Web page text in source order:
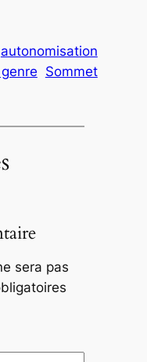
autonomisation
Sommet
sera pas